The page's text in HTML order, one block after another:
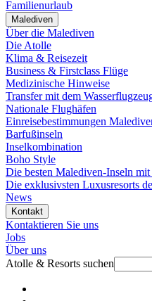
Familienurlaub
Malediven
Über die Malediven
Die Atolle
Klima & Reisezeit
Business & Firstclass Flüge
Medizinische Hinweise
Transfer mit dem
Nationale Flughäfen
Einreisebestimmungen
Barfußinseln
Inselkombination
Boho Style
Die besten Malediven-Inseln
Die exklusivsten Luxusresorts
News
Kontakt
Kontaktieren Sie uns
Jobs
Über uns
Atolle & Resorts suchen